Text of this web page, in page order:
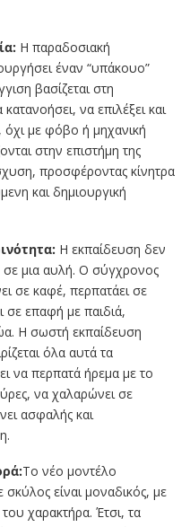
Η παραδοσιακή
έναν “υπάκουο”
βασίζεται στη
να επιλέξει και
όχι με φόβο ή μηχανική
στην επιστήμη της
προσφέροντας κίνητρα
και δημιουργική
Η εκπαίδευση δεν
σε μια αυλή. Ο σύγχρονος
σε καφέ, περπατάει σε
σε επαφή με παιδιά,
Η σωστή εκπαίδευση
όλα αυτά τα
να περπατά ήρεμα με το
να χαλαρώνει σε
ασφαλής και
Το νέο μοντέλο
σκύλος είναι μοναδικός, με
του χαρακτήρα. Έτσι, τα